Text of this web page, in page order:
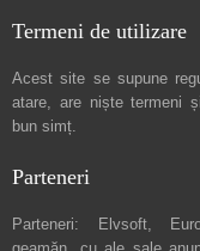
Termeni de utilizare
Acest site se supune
atare, are niștetermeni
bun simț.
Parteneri
Parteneri: Elvsoft,